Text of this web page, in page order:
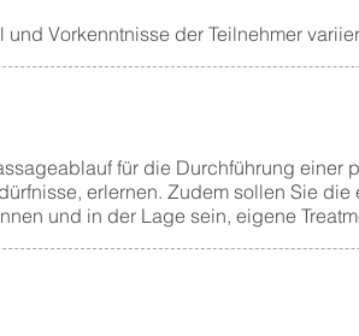
Vorkenntnisse der Teilnehmer
für die Durchführung einer
erlernen. Zudem sollen Sie die
und in der Lage sein, eigene